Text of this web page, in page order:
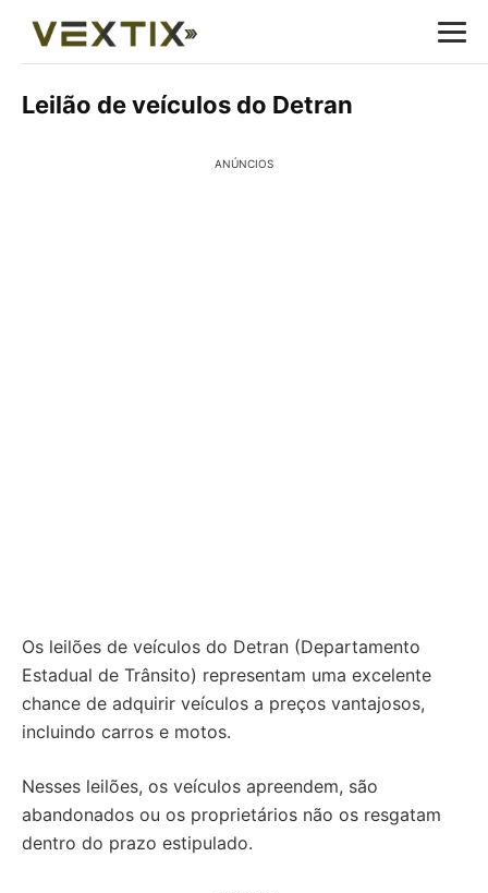
Leilão de veículos do Detran
ANÚNCIOS
Os leilões de veículos do Detran (Departamento
Estadual de Trânsito) representam uma excelente
chance de adquirir veículos a preços vantajosos,
incluindo carros e motos.
Nesses leilões, os veículos apreendem, são
abandonados ou os proprietários não os resgatam
dentro do prazo estipulado.